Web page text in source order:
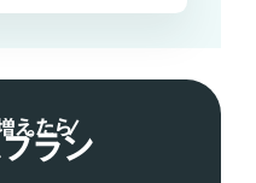
えたら
ラン